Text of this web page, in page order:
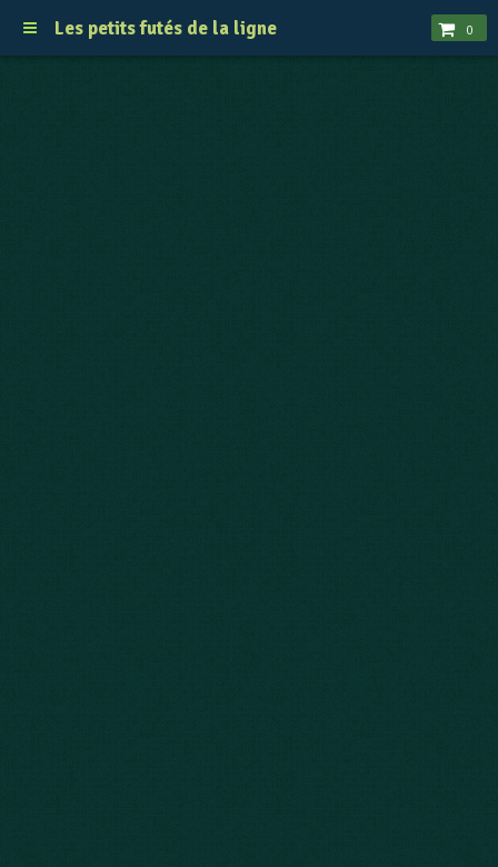
Les petits futés de la ligne 0